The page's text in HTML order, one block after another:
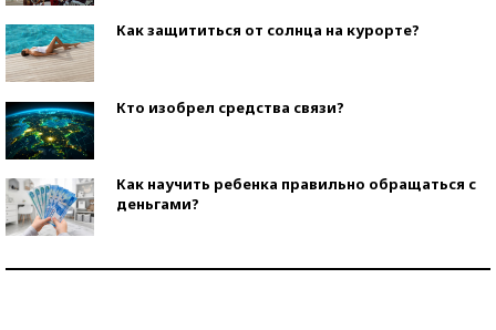
Как защититься от солнца на курорте?
Кто изобрел средства связи?
Как научить ребенка правильно обращаться с
деньгами?